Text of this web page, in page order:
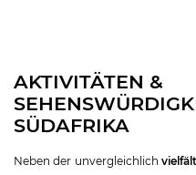
AKTIVITÄTEN &
SÜDAFRIKA
Neben der unvergleichlich